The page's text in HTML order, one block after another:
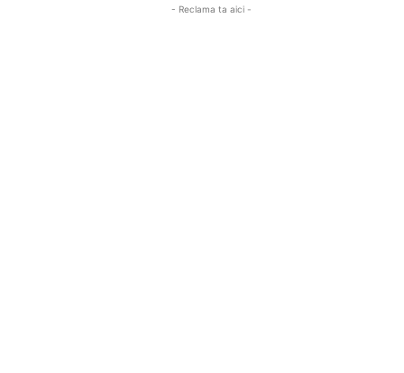
- Reclama ta aici -